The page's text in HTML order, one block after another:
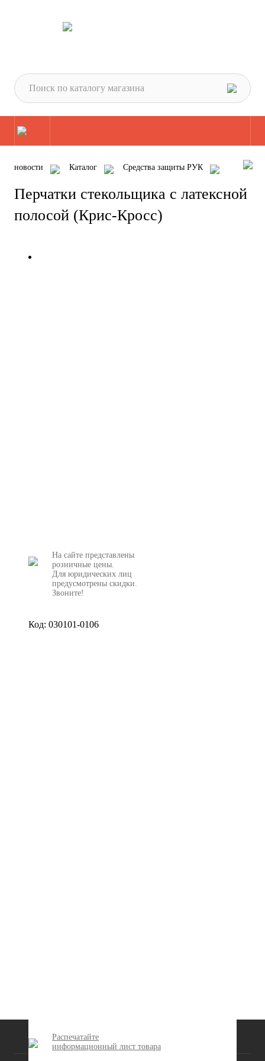
новости Каталог
Средства защиты РУК
Перчатки стекольщика с латексной полосой (Крис-Кросс)
Перчатки стекольщика с латексной
полосой (Крис-Кросс)
На сайте представлены
розничные цены.
Для юридических лиц
предусмотрены скидки.
Звоните!
Код: 030101-0106
Распечатайте
информационный лист товара